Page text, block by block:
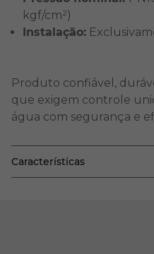
kgf/cm²)
Instalação:
Produto confiável,
que exigem controle
água com segurança e
Características